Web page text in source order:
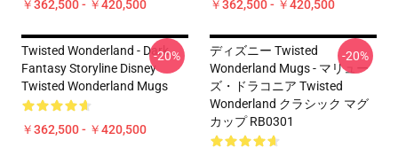
￥362,500 - ￥420,500 ￥362,500 - ￥420,500
Twisted Wonderland - Dark
Fantasy Storyline Disney
Twisted Wonderland Mugs
￥362,500 - ￥420,500
-20%
ディズニー Twisted
Wonderland Mugs - マリュー
ズ・ドラコニア Twisted
Wonderland クラシック マグ
カップ RB0301
-20%